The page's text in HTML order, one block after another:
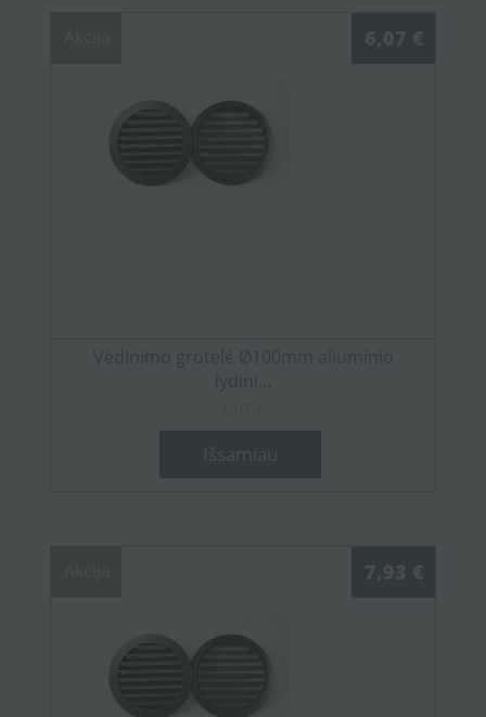
6,07 €
Vėdinimo grotelė Ø100mm aliuminio
lydini...
Išsamiau
7,93 €